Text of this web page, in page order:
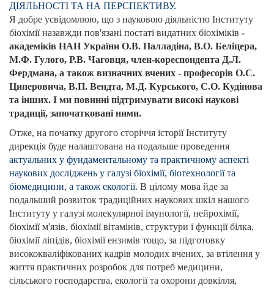
ДІЯЛЬНОСТІ ТА НА ПЕРСПЕКТИВУ.
Я добре усвідомлюю, що з науковою діяльністю Інституту
біохімії назавжди пов'язані постаті видатних біохіміків -
академіків НАН України О.В. Палладіна, В.О. Беліцера,
М.Ф. Гулого, Р.В. Чаговця, член-кореспондента Д.Л.
Фердмана, а також визначних вчених - професорів О.С.
Циперовича, В.П. Вендта, М.Д. Курського, С.О. Кудінова
та інших. І ми повинні підтримувати високі наукові
традиції, започатковані ними.
Отже, на початку другого сторіччя історії Інституту
дирекція буде налаштована на подальше проведення
актуальних у фундаментальному та практичному аспекті
наукових досліджень у галузі біохімії, біотехнології та
біомедицини, а також екології. В цілому мова йде за
подальший розвиток традиційних наукових шкіл нашого
Інституту у галузі молекулярної імунології, нейрохімії,
біохімії м'язів, біохімії вітамінів, структури і функції білка,
біохімії ліпідів, біохімії ензимів тощо, за підготовку
висококваліфікованих кадрів молодих вчених, за втілення у
життя практичних розробок для потреб медицини,
сільського господарства, екології та охорони довкілля,